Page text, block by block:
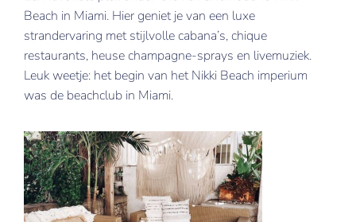
Beach in Miami. Hier geniet je van een luxe
strandervaring met stijlvolle cabana’s, chique
restaurants, heuse champagne-sprays en livemuziek.
Leuk weetje: het begin van het Nikki Beach imperium
was de beachclub in Miami.